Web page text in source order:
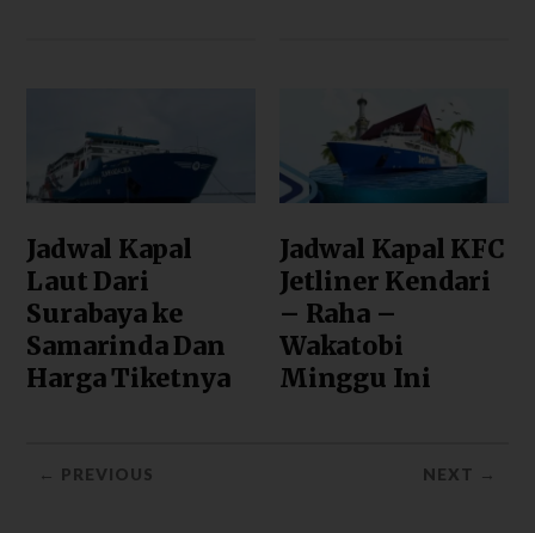
Jadwal Kapal
Laut Dari
Surabaya ke
Samarinda Dan
Harga Tiketnya
Jadwal Kapal KFC
Jetliner Kendari
– Raha –
Wakatobi
Minggu Ini
← PREVIOUS NEXT →